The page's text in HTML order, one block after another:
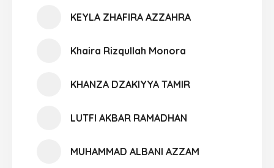
KEYLA ZHAFIRA AZZAHRA
Khaira Rizqullah Monora
KHANZA DZAKIYYA TAMIR
LUTFI AKBAR RAMADHAN
MUHAMMAD ALBANI AZZAM